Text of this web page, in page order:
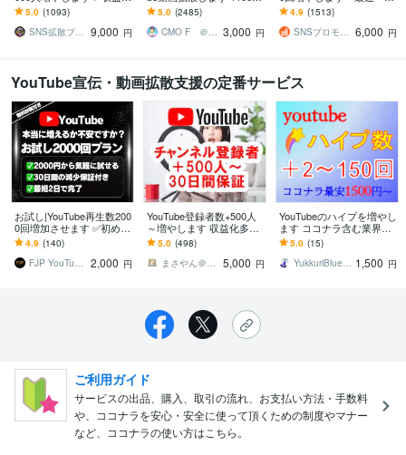
可能/保証付き/チャンネル
登録者/ユーチューブ⭕️
5.0 (1093)
SNS拡散プロ【実績1万件越＆即日対応】 9,000 円
再生★日本国内にPRして
リアルな視聴者を獲得
5.0 (2485)
CMO F ＠ココナラNo1セラー 3,000 円
短⭐️再生回数＋5,000回増
えるまで拡大します
4.9 (1513)
SNSプロモーション部 6,000 円
YouTube宣伝・動画拡散支援の定番サービス
お試し|YouTube再生数200
0回増加させます ✅初めて
の人向け✅30日保証✅チャ
ンネル診断付き
4.9 (140)
FJP YouTube成長サポート
2,000 円
YouTube登録者数+500人
～増やします 収益化多
数！チャンネル登録者＋1
000人 最大3万人まで増加
5.0 (498)
まさやん＠仕事と生活を安心安全にお手伝い
5,000 円
YouTubeのハイプを増やし
ます ココナラ含む業界初
のサービス！
5.0 (15)
YukkuriBlue／氷精 1,500 円
ご利用ガイド
サービスの出品、購入、取引の流れ、お支払い方法・手数料
や、ココナラを安心・安全に使って頂くための制度やマナー
など、ココナラの使い方はこちら。